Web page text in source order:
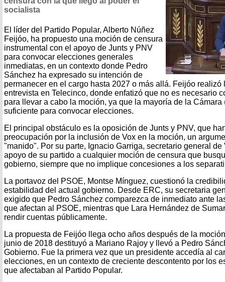
socialista
El líder del Partido Popular, Alberto Núñez
Feijóo, ha propuesto una moción de censura
instrumental con el apoyo de Junts y PNV
para convocar elecciones generales
inmediatas, en un contexto donde Pedro
Sánchez ha expresado su intención de
permanecer en el cargo hasta 2027 o más allá. Feijóo realizó
entrevista en Telecinco, donde enfatizó que no es necesario
para llevar a cabo la moción, ya que la mayoría de la Cámara
suficiente para convocar elecciones.
El principal obstáculo es la oposición de Junts y PNV, que
preocupación por la inclusión de Vox en la moción, un
"manido". Por su parte, Ignacio Garriga, secretario general de
apoyo de su partido a cualquier moción de censura que
gobierno, siempre que no implique concesiones a los
La portavoz del PSOE, Montse Mínguez, cuestionó la
estabilidad del actual gobierno. Desde ERC, su secretaria
exigido que Pedro Sánchez comparezca de inmediato ante
que afectan al PSOE, mientras que Lara Hernández de
rendir cuentas públicamente.
La propuesta de Feijóo llega ocho años después de la
junio de 2018 destituyó a Mariano Rajoy y llevó a Pedro
Gobierno. Fue la primera vez que un presidente accedía al
elecciones, en un contexto de creciente descontento por los
que afectaban al Partido Popular.